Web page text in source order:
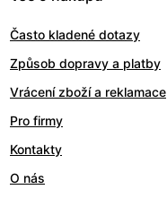
Často kladené dotazy
Způsob dopravy a platby
Vrácení zboží a reklamace
Pro firmy
Kontakty
O nás